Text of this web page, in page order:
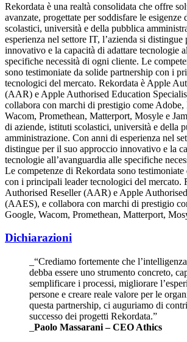
Rekordata è una realtà consolidata che offre
avanzate, progettate per soddisfare le esigenze
scolastici, università e della pubblica
esperienza nel settore IT, l’azienda si
innovativo e la capacità di adattare tecnologie
specifiche necessità di ogni cliente. Le
sono testimoniate da solide partnership con i
tecnologici del mercato. Rekordata è Apple
(AAR) e Apple Authorised Education
collabora con marchi di prestigio come
Wacom, Promethean, Matterport, Mosyle e
di aziende, istituti scolastici, università e della
amministrazione. Con anni di esperienza nel
distingue per il suo approccio innovativo e la
tecnologie all’avanguardia alle specifiche
Le competenze di Rekordata sono
con i principali leader tecnologici del mercato.
Authorised Reseller (AAR) e Apple
(AAES), e collabora con marchi di prestigio
Google, Wacom, Promethean, Matterport,
Dichiarazioni
_“Crediamo fortemente che
debba essere uno strumento concreto,
semplificare i processi, migliorare
persone e creare reale valore per le
questa partnership, ci auguriamo di
successo dei progetti Rekordata.”
Paolo Massarani – CEO Athics